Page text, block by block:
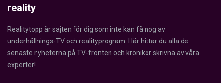
reality
Realitytopp är sajten för dig som inte kan få nog av
underhållnings-TV och realityprogram. Här hittar du alla de
senaste nyheterna på TV-fronten och krönikor skrivna av våra
experter!